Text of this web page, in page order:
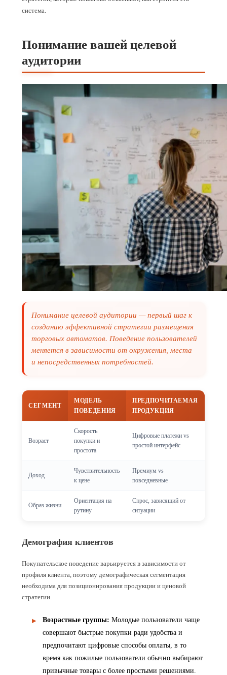
система.
Понимание вашей целевой
аудитории
Понимание целевой аудитории — первый шаг к
созданию эффективной стратегии размещения
торговых автоматов. Поведение пользователей
меняется в зависимости от окружения, места
и непосредственных потребностей.
СЕГМЕНТ
МОДЕЛЬ
ПОВЕДЕНИЯ
ПРЕДПОЧИТАЕМАЯ
ПРОДУКЦИЯ
Возраст
Скорость
покупки и
простота
Цифровые платежи vs
простой интерфейс
Доход
Чувствительность
к цене
Премиум vs
повседневные
Образ жизни
Ориентация на
рутину
Спрос, зависящий от
ситуации
Демография клиентов
Покупательское поведение варьируется в зависимости от
профиля клиента, поэтому демографическая сегментация
необходима для позиционирования продукции и ценовой
стратегии.
Возрастные группы: Молодые пользователи чаще
совершают быстрые покупки ради удобства и
предпочитают цифровые способы оплаты, в то
время как пожилые пользователи обычно выбирают
привычные товары с более простыми решениями.